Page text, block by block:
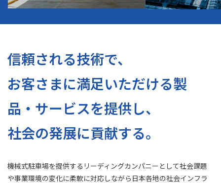
信頼される技術で、
お客さまに満足いただける製
品・サービスを提供し、
社会の発展に貢献する。
機械式駐車場を提供するリーディングカンパニーとして社会課題
や事業環境の変化に柔軟に対応しながら日本各地の社会インフラ